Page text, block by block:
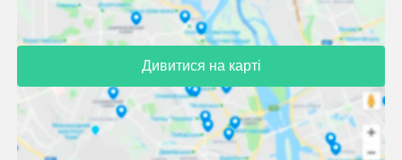
Дивитися на карті